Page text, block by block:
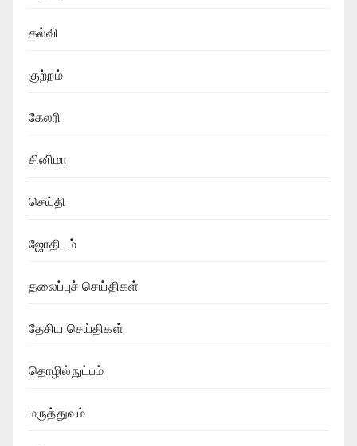
கல்வி
குற்றம்
கேலரி
சினிமா
செய்தி
ஜோதிடம்
தலைப்புச் செய்திகள்
தேசிய செய்திகள்
தொழில்நுட்பம்
மருத்துவம்